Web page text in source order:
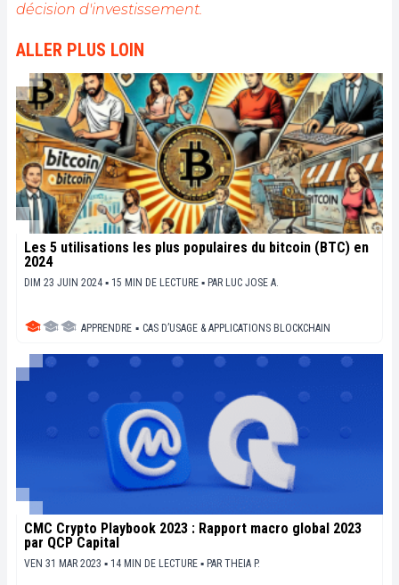
décision d'investissement.
ALLER PLUS LOIN
Les 5 utilisations les plus populaires du bitcoin (BTC) en
2024
DIM 23 JUIN 2024 ▪ 15 MIN DE LECTURE ▪ PAR LUC JOSE A.
APPRENDRE ▪ CAS D’USAGE & APPLICATIONS BLOCKCHAIN
CMC Crypto Playbook 2023 : Rapport macro global 2023
par QCP Capital
VEN 31 MAR 2023 ▪ 14 MIN DE LECTURE ▪ PAR THEIA P.